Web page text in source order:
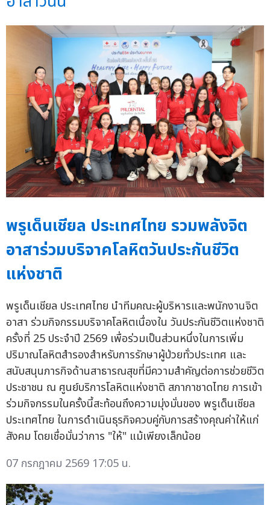
พรูเด็นเชียล ประเทศไทย รวมพลังจิต
อาสาร่วมบริจาคโลหิตวันประกันชีวิต
แห่งชาติ
พรูเด็นเชียล ประเทศไทย นำทีมคณะผู้บริหารและพนักงานจิต
อาสา ร่วมกิจกรรมบริจาคโลหิตเนื่องใน วันประกันชีวิตแห่งชาติ
ครั้งที่ 25 ประจำปี 2569 เพื่อร่วมเป็นส่วนหนึ่งในการเพิ่ม
ปริมาณโลหิตสำรองสำหรับการรักษาผู้ป่วยทั่วประเทศ และ
สนับสนุนภารกิจด้านสาธารณสุขที่มีความสำคัญต่อการช่วยชีวิต
ประชาชน ณ ศูนย์บริการโลหิตแห่งชาติ สภากาชาดไทย การเข้า
ร่วมกิจกรรมในครั้งนี้สะท้อนถึงความมุ่งมั่นของ พรูเด็นเชียล
ประเทศไทย ในการดำเนินธุรกิจควบคู่กับการสร้างคุณค่าให้แก่
สังคม โดยเชื่อมั่นว่าการ "ให้" แม้เพียงเล็กน้อย
07 กรกฎาคม 2569 17:05 น.